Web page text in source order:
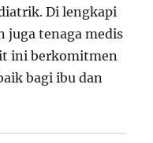
Di lengkapi
juga tenaga medis
ini berkomitmen
bagi ibu dan